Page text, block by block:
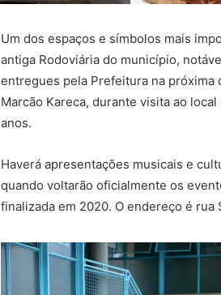
Um dos espaços e símbolos mais
antiga Rodoviária do município,
entregues pela Prefeitura na
Marcão Kareca, durante visita ao
anos.
Haverá apresentações musicais e
quando voltarão oficialmente os
finalizada em 2020. O endereço é rua